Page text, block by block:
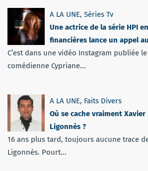
A LA UNE, Séries Tv
Une actrice de la série HPI
financières lance un appel
C’est dans une vidéo Instagram publiée
comédienne Cypriane...
A LA UNE, Faits Divers
Où se cache vraiment
Ligonnès ?
16 ans plus tard, toujours aucune trace
Ligonnès. Pourt...